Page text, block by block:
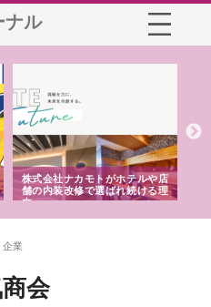
ナル
株式会社ナカモトがホテルや店
舗の内装改修で選ばれ続ける理
由
企業
会